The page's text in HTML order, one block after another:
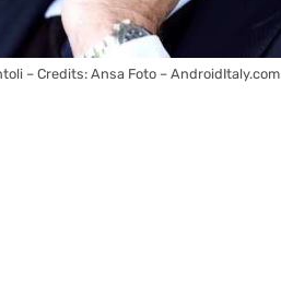
– Credits: Ansa Foto – AndroidItaly.com